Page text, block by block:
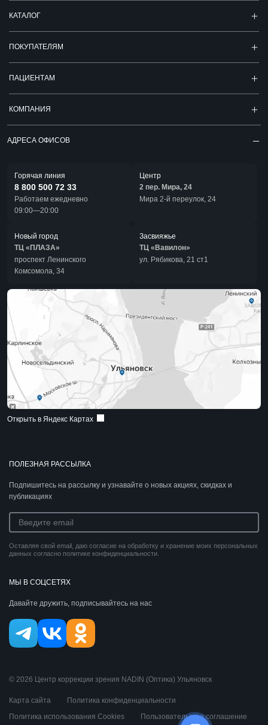
ПОЛЕЗНАЯ РАССЫЛКА
Подпишитесь на рассылку и узнавайте о новых акциях, скидках и
публикациях
Оставляя свой email, даю согласие на обработку и хранение моих персональных
данных согласно политике конфиденциальности.
МЫ В СОЦСЕТЯХ
Давайте дружить, подписывайтесь на нас
КАТАЛОГ
ПОКУПАТЕЛЯМ
ПАЦИЕНТАМ
КОМПАНИЯ
АДРЕСА ОФИСОВ
Горячая линия
8 800 500 72 33
Работаем ежедневно
09:00—20:00
Центр
2 пер. Мира, 24
Мира 2-й переулок, 24
Новый город
ТЦ «ПЛАЗА»
проспект Ленинского
Комсомола, 34
Засвияжье
ТЦ «Вавилон»
ул. Рябикова, 21 ст1
Открыть в Яндекс Картах
© 2026 Центр коррекции зрения NADIN (Оптика) Ульяновск
Карта сайта
Политика конфиденциальности
Политика использования Cookies
Пользовательское соглашение